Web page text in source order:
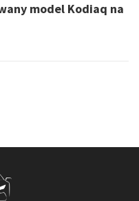
model Kodiaq na